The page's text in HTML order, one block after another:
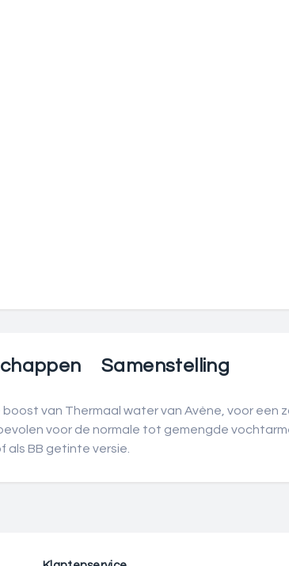
Samenstelling
van Thermaal water van Avène, voor een
voor de normale tot gemengde
als BB getinte versie.